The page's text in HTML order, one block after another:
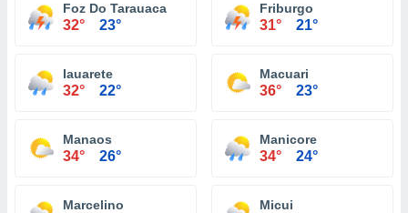
Foz Do Tarauaca
32° 23°
Friburgo
31° 21°
Iauarete
32° 22°
Macuari
36° 23°
Manaos
34° 26°
Manicore
34° 24°
Marcelino Micui